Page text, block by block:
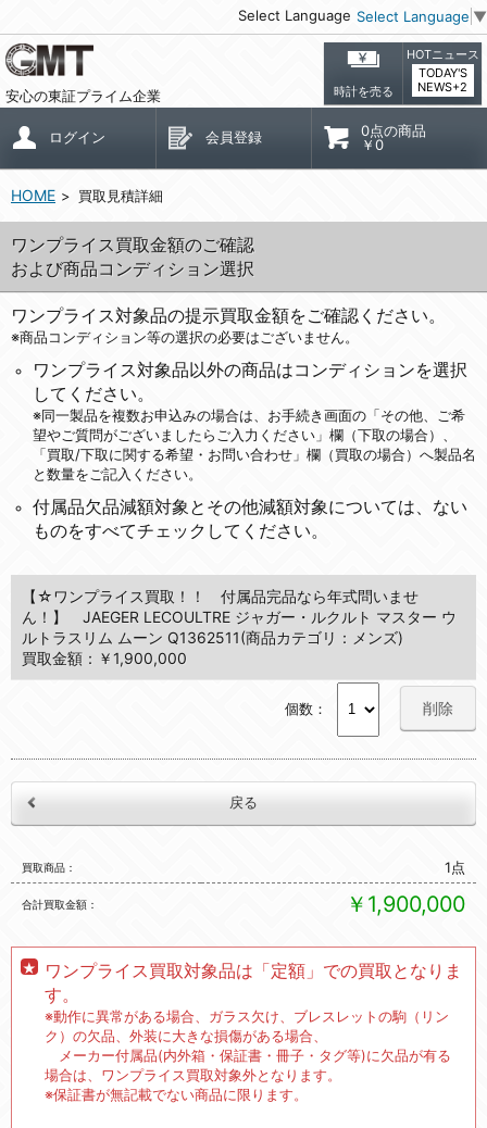
Select Language Select Language ▼
安心の東証プライム企業 時計を売る
HOTニュース
TODAY'S
NEWS+2
ログイン 会員登録
0点の商品
￥0
HOME 買取見積詳細
ワンプライス買取金額のご確認
および商品コンディション選択
ワンプライス対象品の提示買取金額をご確認ください。
※商品コンディション等の選択の必要はございません。
ワンプライス対象品以外の商品はコンディションを選択
してください。
※同一製品を複数お申込みの場合は、お手続き画面の「その他、ご希
望やご質問がございましたらご入力ください」欄（下取の場合）、
「買取/下取に関する希望・お問い合わせ」欄（買取の場合）へ製品名
と数量をご記入ください。
付属品欠品減額対象とその他減額対象については、ない
ものをすべてチェックしてください。
【☆ワンプライス買取！！ 付属品完品なら年式問いませ
ん！】 JAEGER LECOULTRE ジャガー・ルクルト マスター ウ
ルトラスリム ムーン Q1362511(商品カテゴリ：メンズ)
買取金額：￥1,900,000
個数： 削除
買取商品 1点
合計買取金額 ￥1,900,000
ワンプライス買取対象品は「定額」での買取となりま
す。
※動作に異常がある場合、ガラス欠け、ブレスレットの駒（リン
ク）の欠品、外装に大きな損傷がある場合、
メーカー付属品(内外箱・保証書・冊子・タグ等)に欠品が有る
場合は、ワンプライス買取対象外となります。
※保証書が無記載でない商品に限ります。